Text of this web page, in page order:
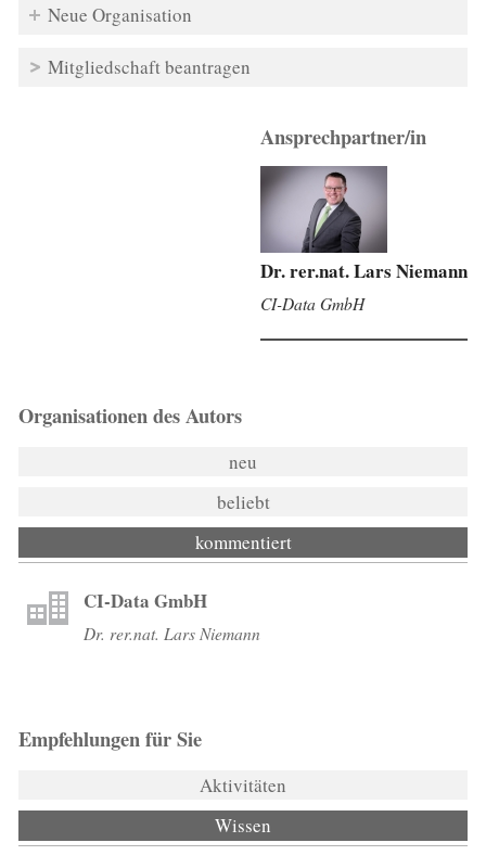
Neue Organisation
Mitgliedschaft beantragen
Ansprechpartner/in
Dr. rer.nat. Lars Niemann
CI-Data GmbH
Organisationen des Autors
neu
beliebt
kommentiert
CI-Data GmbH
Dr. rer.nat. Lars Niemann
Empfehlungen für Sie
Aktivitäten
Wissen